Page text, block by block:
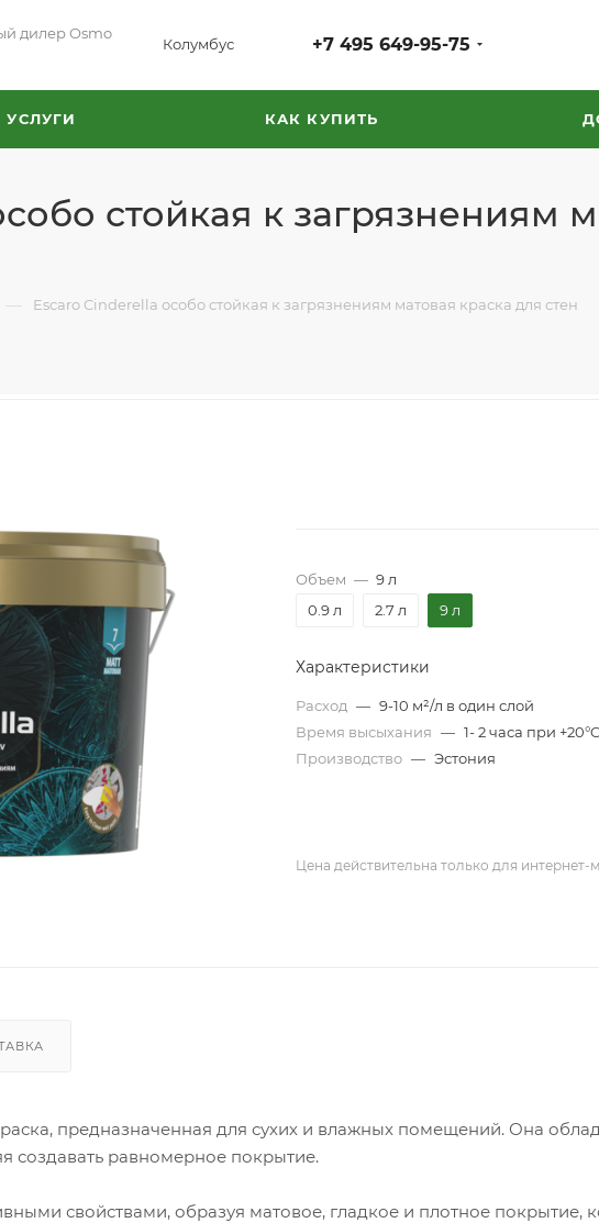
дилер Osmo
Колумбус +7 495 649-95-75
УСЛУГИ КАК КУПИТЬ
стойкая к загрязнениям
— Escaro Cinderella особо стойкая к загрязнениям матовая краска для стен
Объем — 9 л
0.9 л
2.7 л 9 л
Характеристики
Расход — 9-10 м²/л в один слой
Время высыхания — 1- 2 часа при +20°C
Производство — Эстония
Цена действительна только для интернет-
предназначенная для сухих и влажных помещений. Она
создавать равномерное покрытие.
свойствами, образуя матовое, гладкое и плотное покрытие,